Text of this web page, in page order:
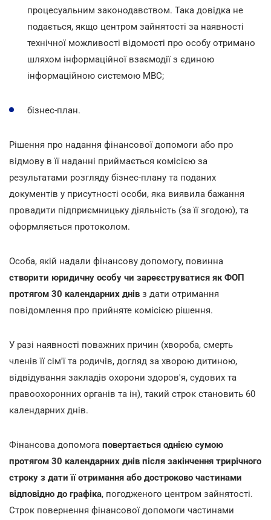
процесуальним законодавством. Така довідка не
подається, якщо центром зайнятості за наявності
технічної можливості відомості про особу отримано
шляхом інформаційної взаємодії з єдиною
інформаційною системою МВС;
бізнес-план.
Рішення про надання фінансової допомоги або про
відмову в її наданні приймається комісією за
результатами розгляду бізнес-плану та поданих
документів у присутності особи, яка виявила бажання
провадити підприємницьку діяльність (за її згодою), та
оформляється протоколом.
Особа, якій надали фінансову допомогу, повинна
створити юридичну особу чи зареєструватися як ФОП
протягом 30 календарних днів з дати отримання
повідомлення про прийняте комісією рішення.
У разі наявності поважних причин (хвороба, смерть
членів її сім'ї та родичів, догляд за хворою дитиною,
відвідування закладів охорони здоров'я, судових та
правоохоронних органів та ін), такий строк становить 60
календарних днів.
Фінансова допомога повертається однією сумою
протягом 30 календарних днів після закінчення трирічного
строку з дати її отримання або достроково частинами
відповідно до графіка, погодженого центром зайнятості.
Строк повернення фінансової допомоги частинами